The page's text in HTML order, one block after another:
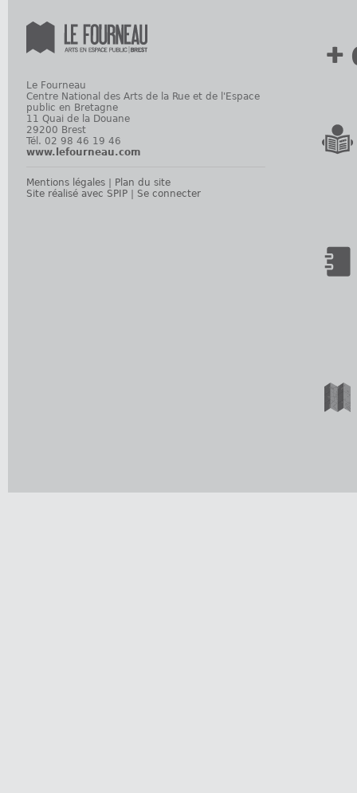
Le Fourneau
Centre National des Arts de la Rue et de l'Espace
public en Bretagne
11 Quai de la Douane
29200 Brest
Tél. 02 98 46 19 46
www.lefourneau.com
Mentions légales
Plan du site
Site réalisé avec SPIP
Se connecter
+